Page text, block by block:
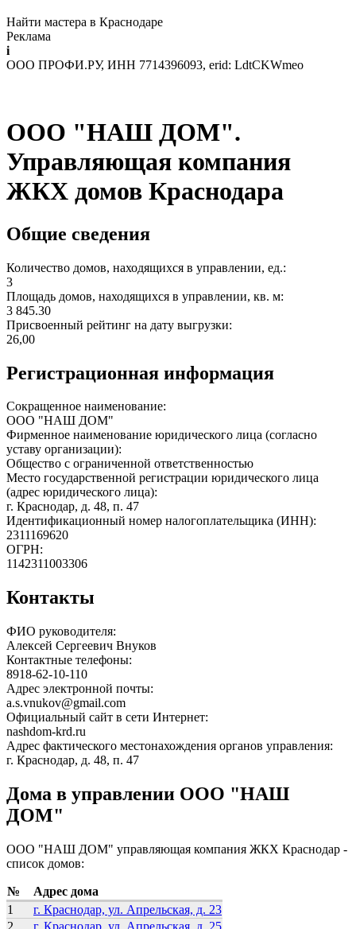
Найти мастера в Краснодаре
Реклама
i
ООО ПРОФИ.РУ, ИНН 7714396093, erid: LdtCKWmeo
ООО "НАШ ДОМ".
Управляющая компания
ЖКХ домов Краснодара
Общие сведения
Количество домов, находящихся в управлении, ед.:
3
Площадь домов, находящихся в управлении, кв. м:
3 845.30
Присвоенный рейтинг на дату выгрузки:
26,00
Регистрационная информация
Сокращенное наименование:
ООО "НАШ ДОМ"
Фирменное наименование юридического лица (согласно
уставу организации):
Общество с ограниченной ответственностью
Место государственной регистрации юридического лица
(адрес юридического лица):
г. Краснодар, д. 48, п. 47
Идентификационный номер налогоплательщика (ИНН):
2311169620
ОГРН:
1142311003306
Контакты
ФИО руководителя:
Алексей Сергеевич Внуков
Контактные телефоны:
8918-62-10-110
Адрес электронной почты:
a.s.vnukov@gmail.com
Официальный сайт в сети Интернет:
nashdom-krd.ru
Адрес фактического местонахождения органов управления:
г. Краснодар, д. 48, п. 47
Дома в управлении ООО "НАШ
ДОМ"
ООО "НАШ ДОМ" управляющая компания ЖКХ Краснодар -
список домов:
№
Адрес дома
1
г. Краснодар, ул. Апрельская, д. 23
2
г. Краснодар, ул. Апрельская, д. 25